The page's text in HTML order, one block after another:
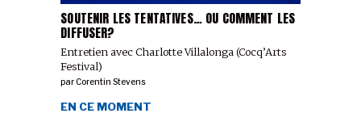
SOUTENIR LES TENTATIVES… OU COMMENT LES
DIFFUSER?
Entretien avec Charlotte Villalonga (Cocq’Arts
Festival)
parCorentin Stevens
EN CE MOMENT